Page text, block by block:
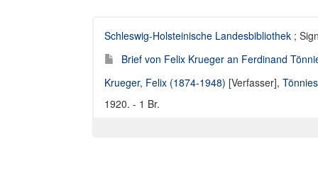
Schleswig-Holsteinische Landesbibliothek ;
Brief von Felix Krueger an Ferdinand
Krueger, Felix (1874-1948) [Verfasser],
1920. - 1 Br.